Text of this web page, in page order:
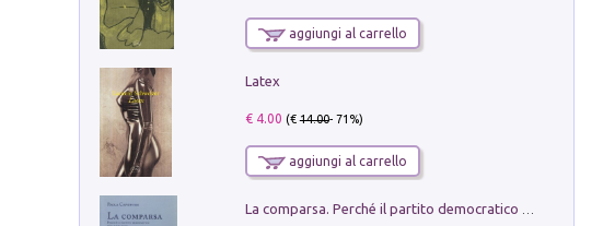
aggiungi al carrello
Latex
€ 4.00 (€14.00- 71%)
aggiungi al carrello